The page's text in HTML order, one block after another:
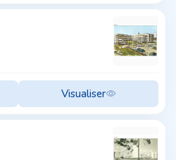
Visualiser